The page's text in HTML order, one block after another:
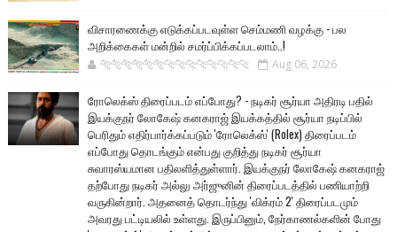
விசாரணைக்கு எடுக்கப்படவுள்ள செம்மணி வழக்கு - பல
அறிக்கைகள் மன்றில் சமர்ப்பிக்கப்படலாம்..!
🐅🐅🐅🐅🐅🐅🐆🐆🐆🐆🐆🐆🐆🐆 Aug 06, 2026
ரோலெக்ஸ் திரைப்படம் எப்போது? - நடிகர் சூர்யா அதிரடி பதில்
இயக்குநர் லோகேஷ் கனகராஜ் இயக்கத்தில் சூர்யா நடிப்பில்
பெரிதும் எதிர்பார்க்கப்படும் 'ரோலெக்ஸ்' (Rolex) திரைப்படம்
எப்போது தொடங்கும் என்பது குறித்து நடிகர் சூர்யா
சுவாரஸ்யமான பதிலளித்துள்ளார். இயக்குநர் லோகேஷ் கனகராஜ்
தற்போது நடிகர் அல்லு அர்ஜுனின் திரைப்படத்தில் பணியாற்றி
வருகின்றார். அதனைத் தொடர்ந்து 'விக்ரம் 2' திரைப்படமும்
அவரது பட்டியலில் உள்ளது. இருப்பினும், நேர்காணல்களின் போது